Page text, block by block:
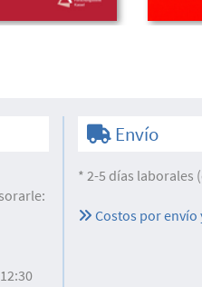
Envío
* 2-5 días laborales
Costos por envío